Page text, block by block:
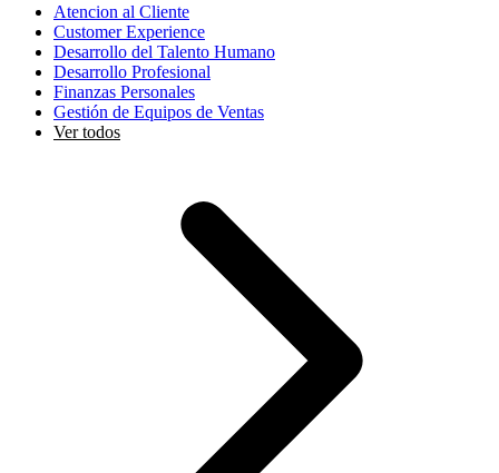
Atencion al Cliente
Customer Experience
Desarrollo del Talento Humano
Desarrollo Profesional
Finanzas Personales
Gestión de Equipos de Ventas
Ver todos